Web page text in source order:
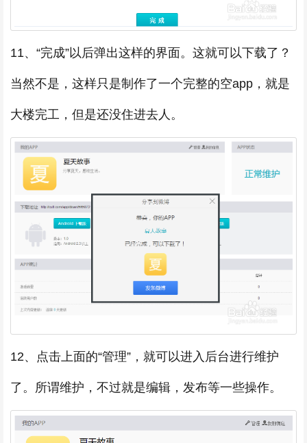
11、“完成”以后弹出这样的界面。这就可以下载了？
当然不是，这样只是制作了一个完整的空app，就是
大楼完工，但是还没住进去人。
12、点击上面的“管理”，就可以进入后台进行维护
了。所谓维护，不过就是编辑，发布等一些操作。